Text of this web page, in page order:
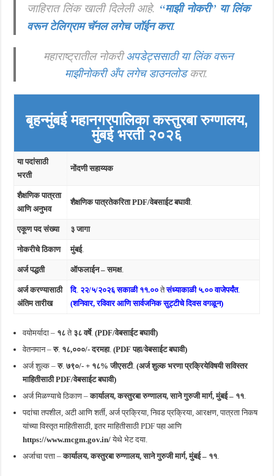
जाहिरात लिंक खाली दिलेली आहे. “माझी नोकरी” या लिंक
वरून टेलिग्राम चॅनल लगेच जॉईन करा.
महाराष्ट्रातील नोकरीअपडेट्ससाठी या लिंक वरून
माझीनोकरी अँप लगेच डाउनलोडकरा.
बृहन्मुंबई महानगरपालिकाकस्तुरबा रुग्णालय,
मुंबईभरती २०२६
या पदांसाठी
भरती
नोंदणी सहाय्यक
शैक्षणिक पात्रता
आणि अनुभव
शैक्षणिक पात्रतेकरिताPDF/वेबसाईटबघावी.
एकूण पद संख्या ३ जागा
नोकरीचे ठिकाण मुंबई.
अर्ज पद्धती ऑफलाईन – समक्ष.
अर्ज करण्यासाठी
अंतिम तारीख
दि. २२/५/२०२६ सकाळी ११.००तेसंध्याकाळी ५.०० वाजेपर्यंत.
(शनिवार, रविवार आणि सार्वजनिक सुट्टीचे दिवस वगळून)
वयोमर्यादा – १८ते ३८ वर्षे.(PDF/वेबसाईट बघावी)
वेतनमान –रु. १८,०००/- दरमहा.(PDF पहा/वेबसाईट बघावी)
अर्ज शुल्क –रु.७९०/- + १८% जीएसटी.(अर्ज शुल्क भरणा प्रक्रियेविषयी सविस्तर
माहितीसाठीPDF/वेबसाईट बघावी)
अर्ज मिळण्याचे ठिकाण –कार्यालय, कस्तुरबा रुग्णालय, साने गुरुजी मार्ग, मुंबई – ११
पदांचा तपशील, अटी आणि शर्ती, अर्ज प्रक्रिया, निवड प्रक्रिया, आरक्षण, पात्रता निकष
यांच्या विस्तृत माहितीसाठी, इतर माहितीसाठी PDF पहा आणि
https://www.mcgm.gov.in/येथे भेट दया.
अर्जाचा पत्ता – कार्यालय, कस्तुरबा रुग्णालय, साने गुरुजी मार्ग, मुंबई – ११